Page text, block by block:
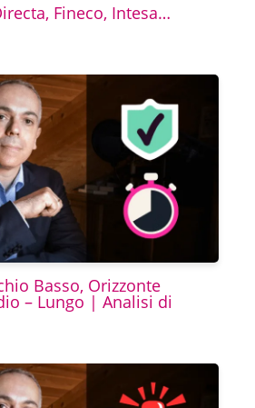
Fineco, Intesa…
Basso, Orizzonte
– Lungo | Analisi di